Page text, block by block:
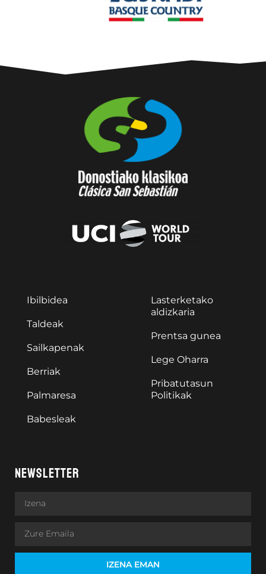
Ibilbidea
Taldeak
Sailkapenak
Berriak
Palmaresa
Babesleak
Lasterketako
aldizkaria
Prentsa gunea
Lege Oharra
Pribatutasun
Politikak
NEWSLETTER
IZENA EMAN